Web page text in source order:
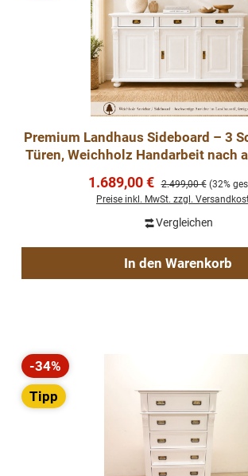
Premium Landhaus Sideboard – 3
Türen, Weichholz Handarbeit nach
Verkaufspreis:
1.689,00 € Regulärer Preis:
2.499,00 € (32%
Preise inkl. MwSt. zzgl.
Vergleichen
In den Warenkorb
Rabatt
-34%
Tipp